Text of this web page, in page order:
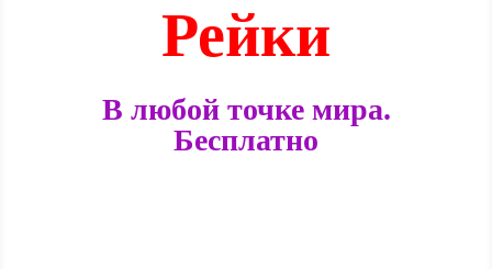
Рейки
В любой точке мира.
Бесплатно